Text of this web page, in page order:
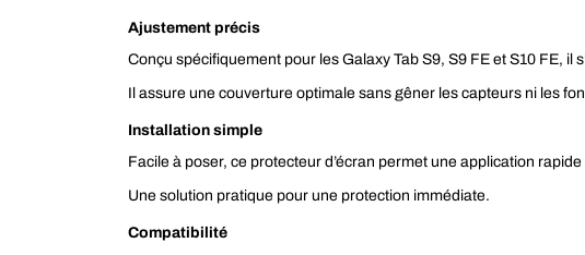
Ajustement précis
Conçu spécifiquement pour les Galaxy Tab S9, S9 FE et S10 FE, il
Il assure une couverture optimale sans gêner les capteurs ni les
Installation simple
Facile à poser, ce protecteur d’écran permet une application
Une solution pratique pour une protection immédiate.
Compatibilité